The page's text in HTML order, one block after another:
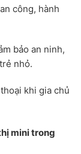
công, hành
bảo an ninh,
nhỏ.
khi gia chủ
mini trong